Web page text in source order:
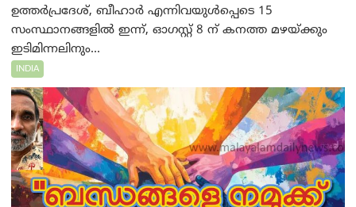
ഉത്തർപ്രദേശ്, ബീഹാർ എന്നിവയുൾപ്പെടെ 15
സംസ്ഥാനങ്ങളിൽ ഇന്ന്, ഓഗസ്റ്റ് 8 ന് കനത്ത മഴയ്ക്കും
ഇടിമിന്നലിനും...
INDIA